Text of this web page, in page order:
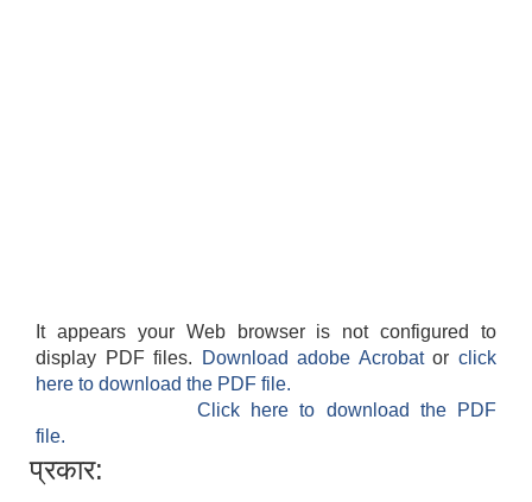
It appears your Web browser is not configured to
display PDF files.
Download adobe Acrobatorclick
here to download the PDF file.
Click here to download the PDF
file.
प्रकार: